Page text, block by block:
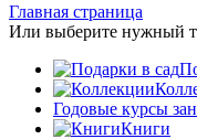
Главная страница
Или выберите нужный
Годовые курсы
Книги